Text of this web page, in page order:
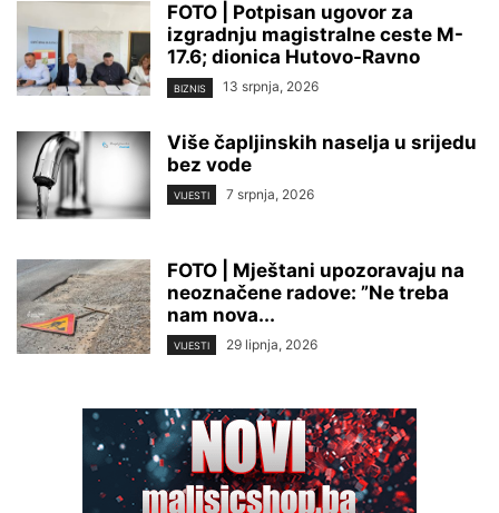
FOTO | Potpisan ugovor za
izgradnju magistralne ceste M-
17.6; dionica Hutovo-Ravno
BIZNIS 13 srpnja, 2026
Više čapljinskih naselja u srijedu
bez vode
VIJESTI 7 srpnja, 2026
FOTO | Mještani upozoravaju na
neoznačene radove: ”Ne treba
nam nova...
VIJESTI 29 lipnja, 2026